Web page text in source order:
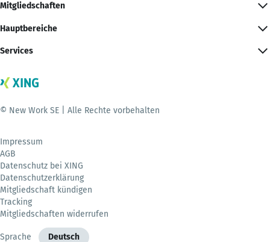
Mitgliedschaften
Hauptbereiche
Services
© New Work SE | Alle Rechte vorbehalten
Impressum
AGB
Datenschutz bei XING
Datenschutzerklärung
Mitgliedschaft kündigen
Tracking
Mitgliedschaften widerrufen
Sprache Deutsch